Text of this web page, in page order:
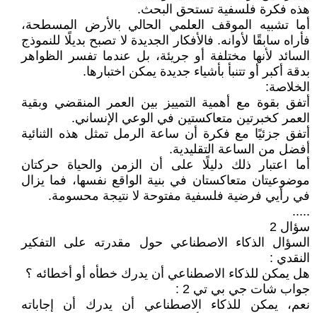
هذه فكرة فلسفية تستحق البحث.
أما تشبيه الموقف العلمي الحالي بالأرض المسطحة،
فأراه سابقًا لأوانه. فالأفكار الجديدة لا تصبح بديلًا للنموذج
السائد لأنها مختلفة أو جريئة، بل عندما تفسر الظواهر
بدقة أكبر أو تتنبأ بأشياء جديدة يمكن اختبارها.
الخلاصة:
أتفق بقوة مع أهمية التمييز بين العمر المنقضي وبقية
العمر كخبرتين متعاكستين في الوعي الإنساني.
أتفق جزئيًا مع فكرة أن ساعة الرمل تمثل هذه الثنائية
أفضل من الساعة التقليدية.
أما اعتبار ذلك دليلًا على أن الزمن والحياة حركتان
موضوعيتان متعاكستان في بنية الواقع نفسها، فما يزال
في رأيي فرضية فلسفية مفتوحة لا نتيجة محسومة.
.....
سؤال 2
السؤال الذكاء الاصطناعي حول مقدرته على التفكير
النقدي :
هل يمكن للذكاء الاصطناعي أن يدرك خطأه أو أخطائه ؟
جواب شات جي بي تي 2 :
نعم، يمكن للذكاء الاصطناعي أن يدرك أن إجاباته